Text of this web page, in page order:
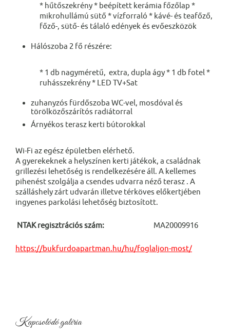
* hűtőszekrény * beépített kerámia főzőlap *
mikrohullámú sütő * vízforraló * kávé- és teafőző,
főző-, sütő- és tálaló edények és evőeszközök
Hálószoba 2 fő részére:
* 1 db nagyméretű, extra, dupla ágy * 1 db fotel *
ruhásszekrény * LED TV+Sat
zuhanyzós fürdőszoba WC-vel, mosdóval és
törölközőszárítós radiátorral
Árnyékos terasz kerti bútorokkal
Wi-Fi az egész épületben elérhető.
A gyerekeknek a helyszínen kerti játékok, a családnak
grillezési lehetőség is rendelkezésére áll. A kellemes
pihenést szolgálja a csendes udvarra néző terasz . A
szálláshely zárt udvarán illetve térköves előkertjében
ingyenes parkolási lehetőség biztosított.
NTAK regisztrációs szám: MA20009916
https://bukfurdoapartman.hu/hu/foglaljon-most/
Kapcsolódó galéria